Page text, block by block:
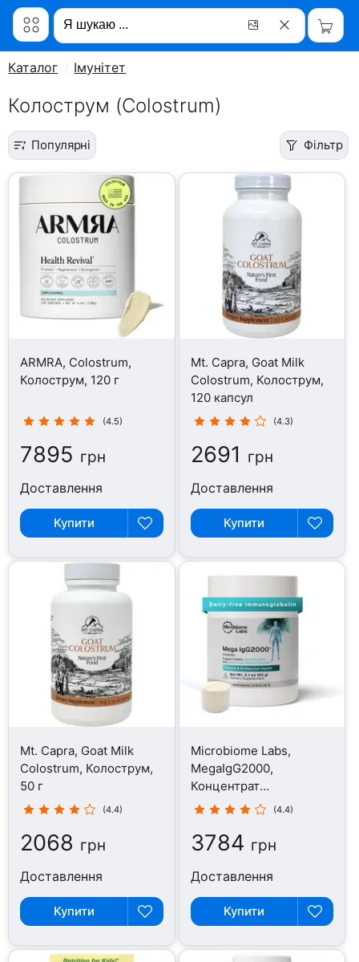
Каталог Імунітет
Колострум (Colostrum)
Популярні Фільтр
ARMRA, Colostrum,
Колострум, 120 г
(4.5)
7895 грн
Доставлення
Купити
Mt. Capra, Goat Milk
Colostrum, Колострум,
120 капсул
(4.3)
2691 грн
Доставлення
Купити
Mt. Capra, Goat Milk
Colostrum, Колострум,
50 г
(4.4)
2068 грн
Доставлення
Купити
Microbiome Labs,
MegaIgG2000,
Концентрат
імуноглобуліну, 60 г
(4.4)
3784 грн
Доставлення
Купити